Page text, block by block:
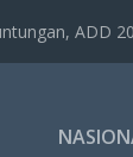
ADD